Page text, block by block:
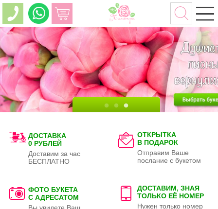
ДОСТАВКА
0 РУБЛЕЙ
Доставим за час
БЕСПЛАТНО
ОТКРЫТКА
В ПОДАРОК
Отправим Ваше
послание с букетом
ФОТО БУКЕТА
С АДРЕСАТОМ
ДОСТАВИМ, ЗНАЯ
ТОЛЬКО ЕЁ НОМЕР
Нужен только номер